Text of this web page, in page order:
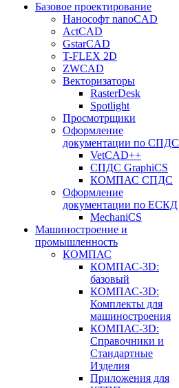
Базовое проектирование
Нанософт nanoCAD
ActCAD
GstarCAD
T-FLEX 2D
ZWCAD
Векторизаторы
RasterDesk
Spotlight
Просмотрщики
Оформление
документации по СПДС
VetCAD++
СПДС GraphiCS
КОМПАС СПДС
Оформление
документации по ЕСКД
MechaniCS
Машиностроение и
промышленность
КОМПАС
КОМПАС-3D:
базовый
КОМПАС-3D:
Комплекты для
машиностроения
КОМПАС-3D:
Справочники и
Стандартные
Изделия
Приложения для